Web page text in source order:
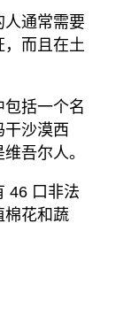
人通常需要
，而且在土
括一个名
沙漠西
吾尔人。
46 口非法
棉花和蔬